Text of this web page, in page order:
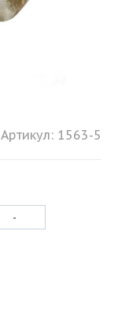
Артикул: 1563-5
-